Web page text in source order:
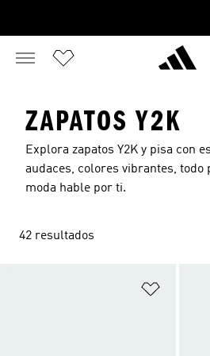
ZAPATOS Y2K
Explora zapatos Y2K y pisa con
audaces, colores vibrantes, todo
moda hable por ti.
42 resultados